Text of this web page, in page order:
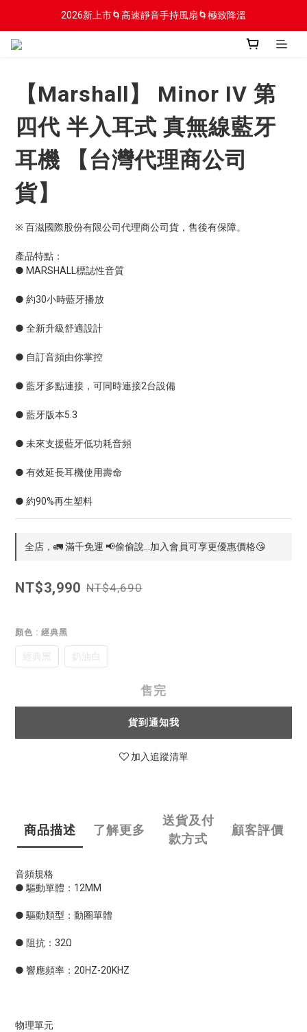
2026新上市🌀高速靜音手持風扇🌀極致降溫
2026新上市🌀高速靜音手持風扇🌀極致降溫
【Marshall】 Minor IV 第
四代 半入耳式 真無線藍牙
耳機 【台灣代理商公司
貨】
※ 百滋國際股份有限公司代理商公司貨，售後有保障。
產品特點：
● MARSHALL標誌性音質
● 約30小時藍牙播放
● 全新升級舒適設計
● 自訂音頻由你掌控
● 藍牙多點連接，可同時連接2台設備
● 藍牙版本5.3
● 未來支援藍牙低功耗音頻
● 有效延長耳機使用壽命
● 約90%再生塑料
全店，🚛 滿千免運 📢偷偷說...加入會員可享更優惠價格😘
NT$3,990 NT$4,690
顏色 : 經典黑
經典黑 奶油白
售完
貨到通知我
加入追蹤清單
商品描述 了解更多
送貨及付
款方式
顧客評價
音頻規格
● 驅動單體：12MM
● 驅動類型：動圈單體
● 阻抗：32Ω
● 響應頻率：20HZ-20KHZ
物理單元